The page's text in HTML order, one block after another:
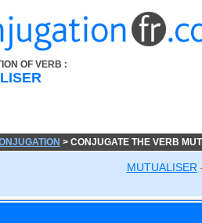
OF VERB :
> CONJUGATE THE VERB
MUTUALISER